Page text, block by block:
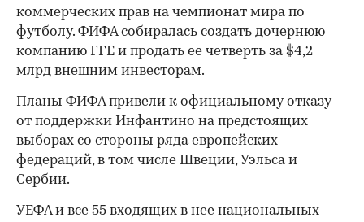
коммерческих прав на чемпионат мира по
футболу. ФИФА собиралась создать дочернюю
компанию FFE и продать ее четверть за $4,2
млрд внешним инвесторам.
Планы ФИФА привели к официальному отказу
от поддержки Инфантино на предстоящих
выборах со стороны ряда европейских
федераций, в том числе Швеции, Уэльса и
Сербии.
УЕФА и все 55 входящих в нее национальных